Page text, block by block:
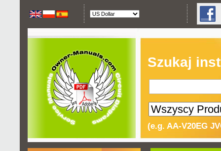
Szukaj
(e.g. AA-V20EG